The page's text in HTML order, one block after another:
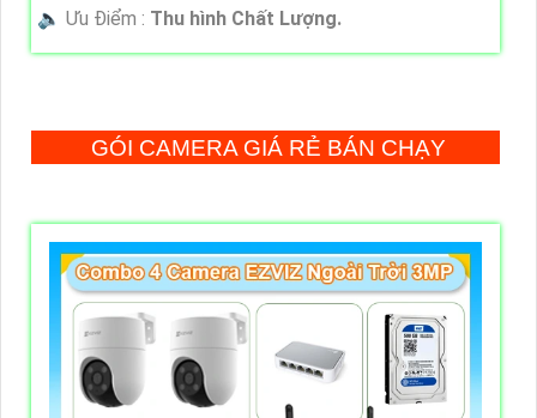
️🔈 Ưu Điểm : Thu hình Chất Lượng.
GÓI CAMERA GIÁ RẺ BÁN CHẠY